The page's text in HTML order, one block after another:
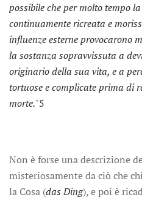
possibile che per molto tempo
continuamente ricreata e
influenze esterne provocarono
la sostanza sopravvissuta a
originario della sua vita, e a
tortuose e complicate prima di
morte."5
Non è forse una descrizione
misteriosamente da ciò che
la Cosa (das Ding), e poi è